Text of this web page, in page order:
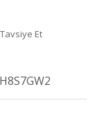
Tavsiye Et